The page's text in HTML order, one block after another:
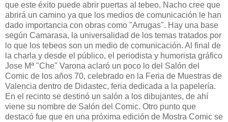
que este éxito puede abrir puertas al tebeo, Nacho cree que
abrirá un camino ya que los medios de comunicación le han
dado importancia con obras como "Arrugas". Hay una base
según Camarasa, la universalidad de los temas tratados por
lo que los tebeos son un medio de comunicación. Al final de
la charla y desde el público, el periodista y humorista gráfico
Jose Mª "Che" Varona aclaró un poco lo del Salón del
Comic de los años 70, celebrado en la Feria de Muestras de
Valencia dentro de Didastec, feria dedicada a la papelería.
En el recinto se destinó un salón a los dibujantes, de ahí
viene su nombre de Salón del Comic. Otro punto que
destacó fue que en una próxima edición de Mostra Comic se